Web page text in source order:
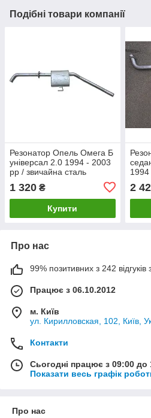
Подібні товари компанії
Резонатор Опель Омега Б
універсал 2.0 1994 - 2003
рр / звичайна сталь
1 320 ₴
Купити
2
Про нас
99% позитивних з 242 відгуків
Працює з 06.10.2012
м. Київ
ул. Кирилловская, 102, Київ,
Контакти
Сьогодні працює з 09:00 до
Показати весь графік
Про нас